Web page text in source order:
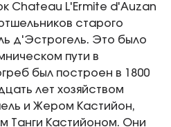
Chateau L'Ermite d'Auzan
старого
д'Эстрогель. Это было
пути в
был построен в 1800
лет хозяйством
и Жером Кастийон,
Танги Кастийоном. Они